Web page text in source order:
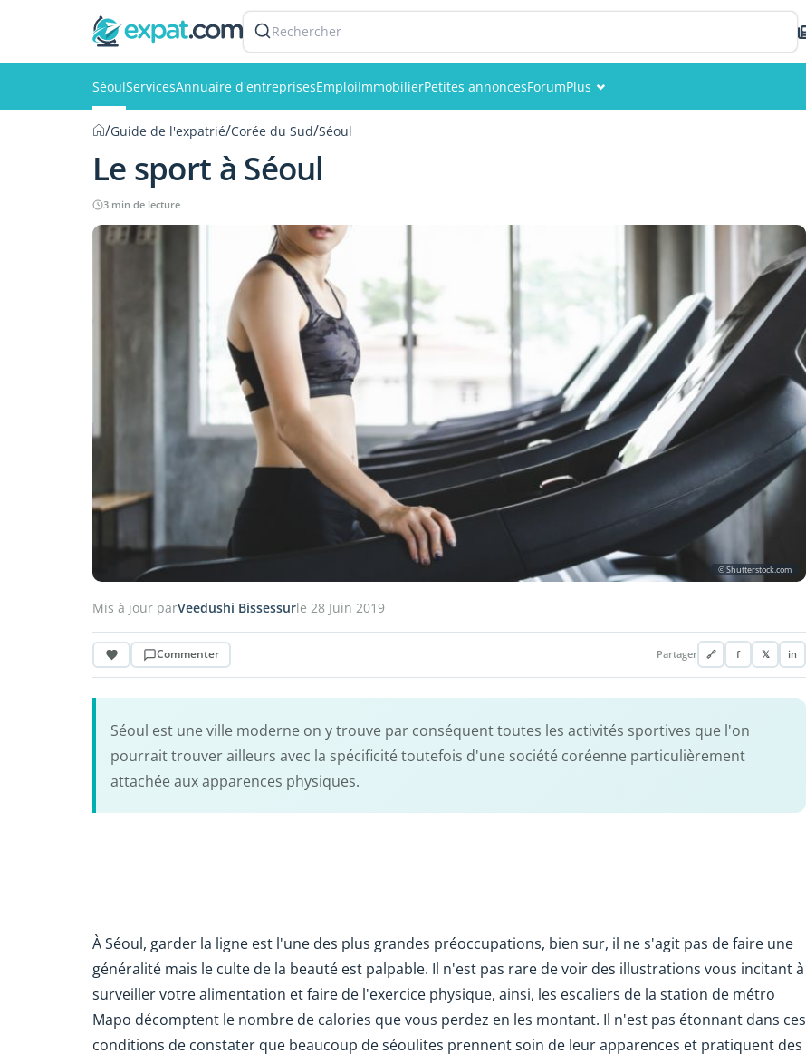
Rechercher
SéoulServicesAnnuaire d'entreprisesEmploiImmobilierPetites annoncesForumPlus
/Guide de l'expatrié/Corée du Sud/Séoul
Le sport à Séoul
3 min de lecture
© Shutterstock.com
Mis à jour parVeedushi Bissessurle 28 Juin 2019
Commenter Partager 🔗 f 𝕏 in
Séoul est une ville moderne on y trouve par conséquent toutes les activités sportives que l'on
pourrait trouver ailleurs avec la spécificité toutefois d'une société coréenne particulièrement
attachée aux apparences physiques.
À Séoul, garder la ligne est l'une des plus grandes préoccupations, bien sur, il ne s'agit pas de faire une
généralité mais le culte de la beauté est palpable. Il n'est pas rare de voir des illustrations vous incitant à
surveiller votre alimentation et faire de l'exercice physique, ainsi, les escaliers de la station de métro
Mapo décomptent le nombre de calories que vous perdez en les montant. Il n'est pas étonnant dans ces
conditions de constater que beaucoup de séoulites prennent soin de leur apparences et pratiquent des